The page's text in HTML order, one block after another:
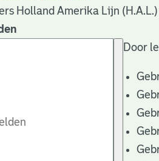
Holland Amerika Lijn (H.A.L.)
Door